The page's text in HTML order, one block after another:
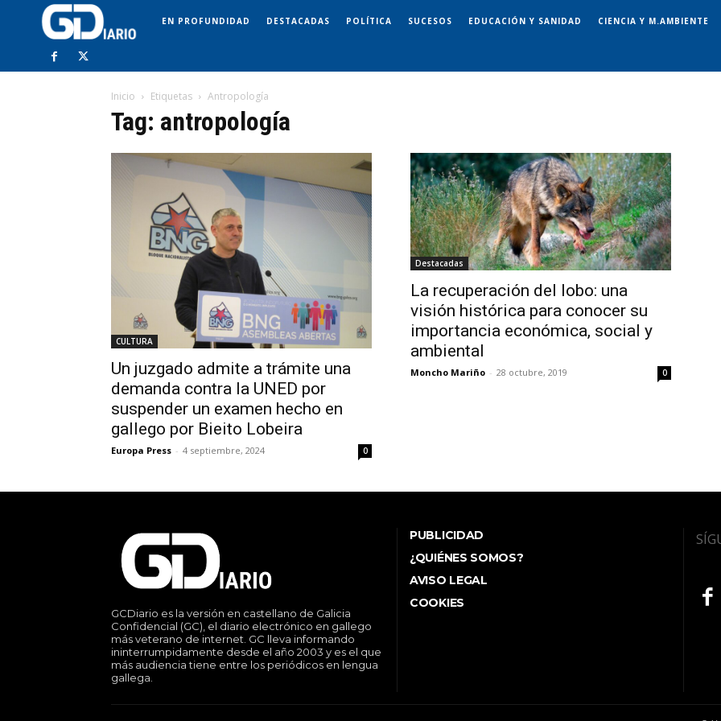
EN PROFUNDIDAD DESTACADAS POLÍTICA SUCESOS EDUCACIÓN Y SANIDAD CIENCIA Y M.AMBIENTE
Inicio Etiquetas Antropología
Tag: antropología
CULTURA
Un juzgado admite a trámite una
demanda contra la UNED por
suspender un examen hecho en
gallego por Bieito Lobeira
Europa Press - 4 septiembre, 2024 0
Destacadas
La recuperación del lobo: una
visión histórica para conocer su
importancia económica, social y
ambiental
Moncho Mariño - 28 octubre, 2019 0
GCDiario es la versión en castellano de Galicia
Confidencial (GC), el diario electrónico en gallego
más veterano de internet. GC lleva informando
ininterrumpidamente desde el año 2003 y es el que
más audiencia tiene entre los periódicos en lengua
gallega.
PUBLICIDAD
¿QUIÉNES SOMOS?
AVISO LEGAL
COOKIES